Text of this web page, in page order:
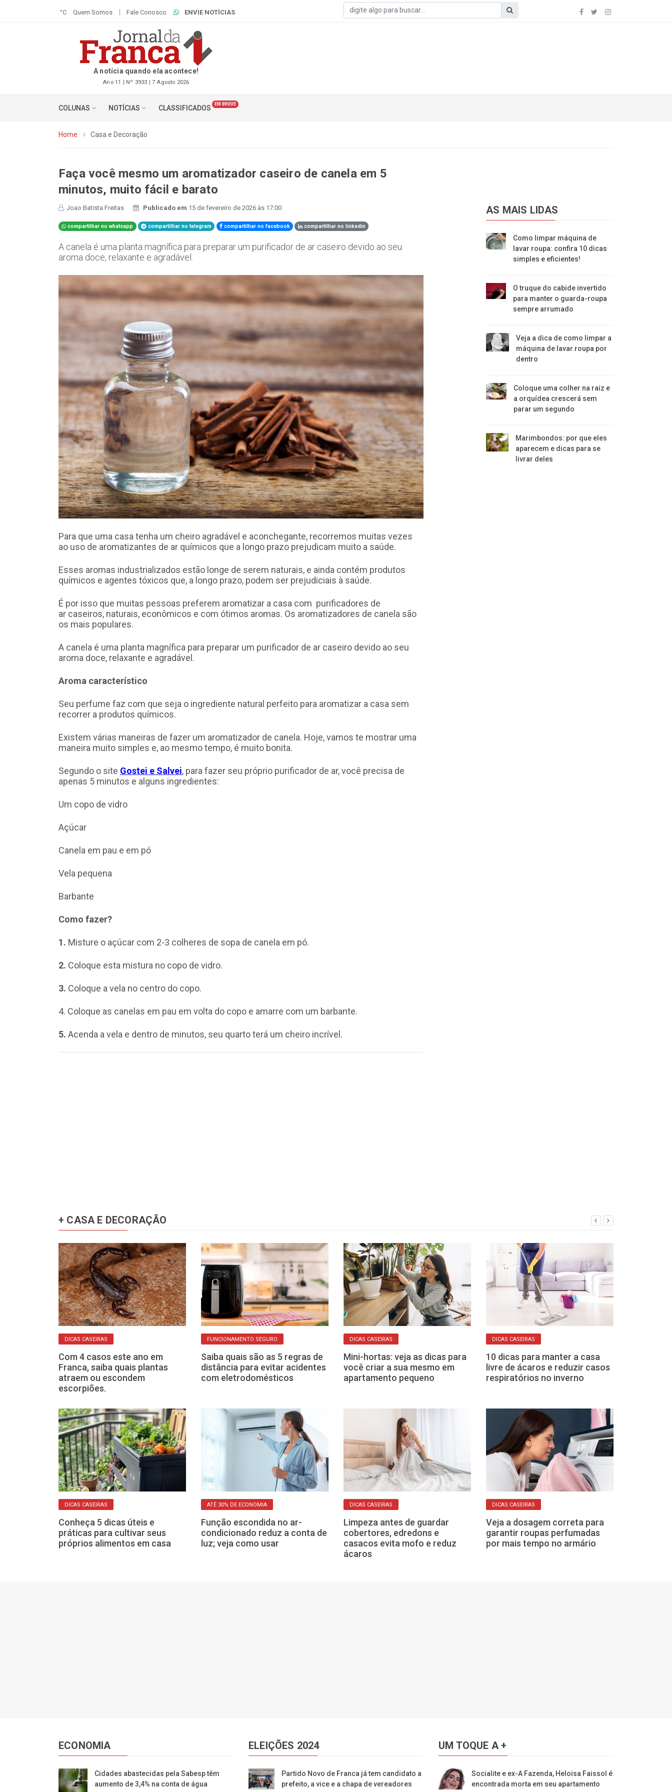
°C Quem Somos Fale Conosco ENVIE NOTÍCIAS
A notícia quando ela acontece!
Ano 11 | Nº 3933 | 7 Agosto 2026
COLUNAS NOTÍCIAS CLASSIFICADOS EM BREVE
Home Casa e Decoração
Faça você mesmo um aromatizador caseiro de canela em 5
minutos, muito fácil e barato
Joao Batista Freitas Publicado em 15 de fevereiro de 2026 às 17:00
compartilhar no whatsapp compartilhar no telegram compartilhar no facebook compartilhar no linkedin
A canela é uma planta magnífica para preparar um purificador de ar caseiro devido ao seu
aroma doce, relaxante e agradável.
Para que uma casa tenha um cheiro agradável e aconchegante, recorremos muitas vezes
ao uso de aromatizantes de ar químicos que a longo prazo prejudicam muito a saúde.
Esses aromas industrializados estão longe de serem naturais, e ainda contém produtos
químicos e agentes tóxicos que, a longo prazo, podem ser prejudiciais à saúde.
É por isso que muitas pessoas preferem aromatizar a casa com purificadores de
ar caseiros, naturais, econômicos e com ótimos aromas. Os aromatizadores de canela são
os mais populares.
A canela é uma planta magnífica para preparar um purificador de ar caseiro devido ao seu
aroma doce, relaxante e agradável.
Aroma característico
Seu perfume faz com que seja o ingrediente natural perfeito para aromatizar a casa sem
recorrer a produtos químicos.
Existem várias maneiras de fazer um aromatizador de canela. Hoje, vamos te mostrar uma
maneira muito simples e, ao mesmo tempo, é muito bonita.
Segundo o site Gostei e Salvei, para fazer seu próprio purificador de ar, você precisa de
apenas 5 minutos e alguns ingredientes:
Um copo de vidro
Açúcar
Canela em pau e em pó
Vela pequena
Barbante
Como fazer?
1. Misture o açúcar com 2-3 colheres de sopa de canela em pó.
2. Coloque esta mistura no copo de vidro.
3. Coloque a vela no centro do copo.
4. Coloque as canelas em pau em volta do copo e amarre com um barbante.
5. Acenda a vela e dentro de minutos, seu quarto terá um cheiro incrível.
AS MAIS LIDAS
Como limpar máquina de
lavar roupa: confira 10 dicas
simples e eficientes!
O truque do cabide invertido
para manter o guarda-roupa
sempre arrumado
Veja a dica de como limpar a
máquina de lavar roupa por
dentro
Coloque uma colher na raiz e
a orquídea crescerá sem
parar um segundo
Marimbondos: por que eles
aparecem e dicas para se
livrar deles
+ CASA E DECORAÇÃO
DICAS CASEIRAS
Com 4 casos este ano em
Franca, saiba quais plantas
atraem ou escondem
escorpiões.
FUNCIONAMENTO SEGURO
Saiba quais são as 5 regras de
distância para evitar acidentes
com eletrodomésticos
DICAS CASEIRAS
Mini-hortas: veja as dicas para
você criar a sua mesmo em
apartamento pequeno
DICAS CASEIRAS
10 dicas para manter a casa
livre de ácaros e reduzir casos
respiratórios no inverno
DICAS CASEIRAS
Conheça 5 dicas úteis e
práticas para cultivar seus
próprios alimentos em casa
ATÉ 30% DE ECONOMIA
Função escondida no ar-
condicionado reduz a conta de
luz; veja como usar
DICAS CASEIRAS
Limpeza antes de guardar
cobertores, edredons e
casacos evita mofo e reduz
ácaros
DICAS CASEIRAS
Veja a dosagem correta para
garantir roupas perfumadas
por mais tempo no armário
ECONOMIA
Cidades abastecidas pela Sabesp têm
aumento de 3,4% na conta de água
ELEIÇÕES 2024
Partido Novo de Franca já tem candidato a
prefeito, a vice e a chapa de vereadores
UM TOQUE A +
Socialite e ex-A Fazenda, Heloisa Faissol é
encontrada morta em seu apartamento